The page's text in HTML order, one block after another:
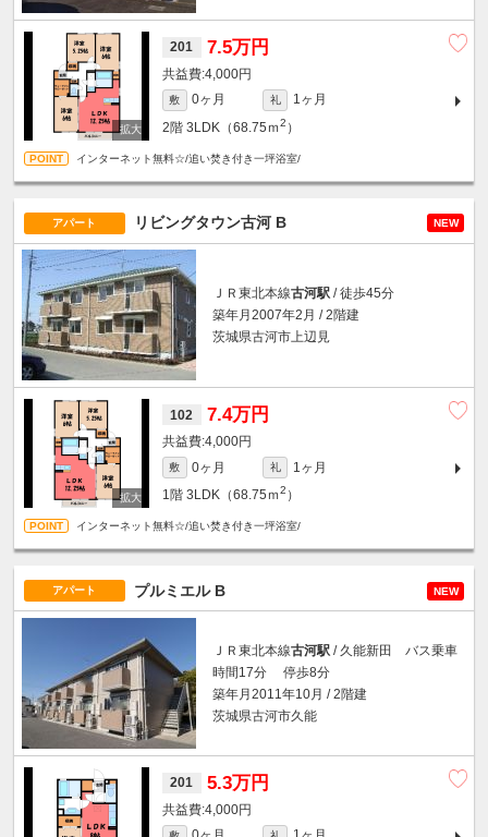
201 7.5万円
4,000円
敷 0ヶ月 礼
1ヶ月
2階 3LDK（68.75ｍ2 ）
インターネット無料☆/追い焚き付き一坪浴室/
アパート リビングタウン古河 B NEW
ＪＲ東北本線古河駅 / 徒歩45分
築年月2007年2月 / 2階建
茨城県古河市上辺見
102 7.4万円
4,000円
敷 0ヶ月 礼
1ヶ月
1階 3LDK（68.75ｍ2 ）
インターネット無料☆/追い焚き付き一坪浴室/
アパート プルミエル B NEW
ＪＲ東北本線古河駅 / 久能新田 バス乗車
時間17分 停歩8分
築年月2011年10月 / 2階建
茨城県古河市久能
201 5.3万円
4,000円